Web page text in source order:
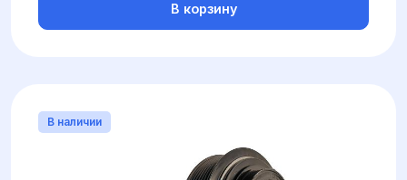
В корзину
В наличии